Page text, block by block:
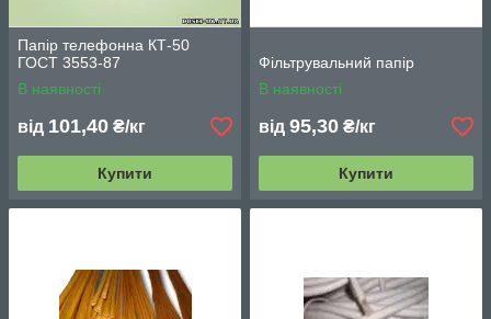
Папір телефонна КТ-50
ГОСТ 3553-87
В наявності
від 101,40 ₴/кг
Купити
Фільтрувальний папір
В наявності
від 95,30 ₴/кг
Купити